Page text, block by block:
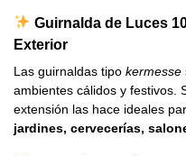
Guirnalda de Luces
Exterior
Las guirnaldas tipo kermesse
ambientes cálidos y festivos.
extensión las hace ideales
jardines, cervecerías,